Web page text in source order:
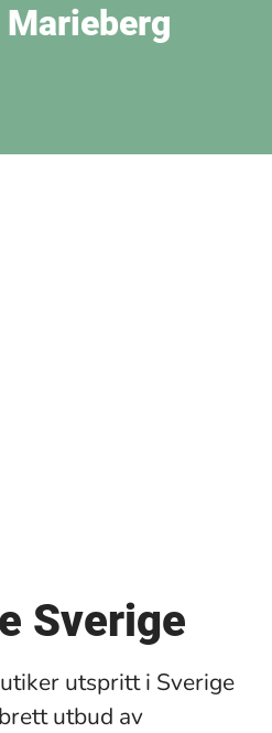
Marieberg
Sverige
utspritt i Sverige
utbud av